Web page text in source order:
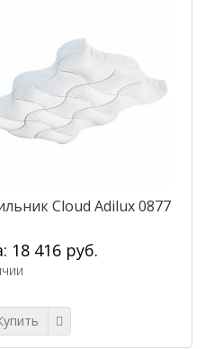
Cloud Adilux 0877
18 416 руб.